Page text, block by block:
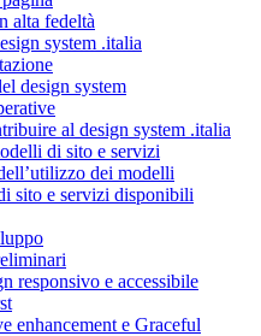
alta fedeltà
system .italia
design system
al design system .italia
di sito e servizi
dei modelli
sito e servizi disponibili
responsivo e accessibile
enhancement e Graceful